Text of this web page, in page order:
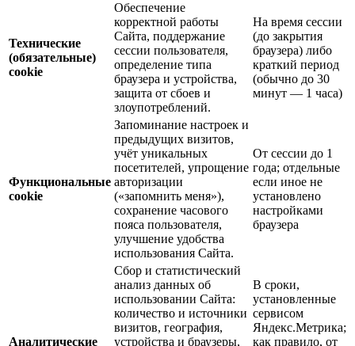
Технические
(обязательные)
cookie
Обеспечение
корректной работы
Сайта, поддержание
сессии пользователя,
определение типа
браузера и устройства,
защита от сбоев и
злоупотреблений.
На время сессии
(до закрытия
браузера) либо
краткий период
(обычно до 30
минут — 1 часа)
Функциональные
cookie
Запоминание настроек и
предыдущих визитов,
учёт уникальных
посетителей, упрощение
авторизации
(«запомнить меня»),
сохранение часового
пояса пользователя,
улучшение удобства
использования Сайта.
От сессии до 1
года; отдельные
если иное не
установлено
настройками
браузера
Аналитические
Сбор и статистический
анализ данных об
использовании Сайта:
количество и источники
визитов, география,
устройства и браузеры,
В сроки,
установленные
сервисом
Яндекс.Метрика;
как правило, от